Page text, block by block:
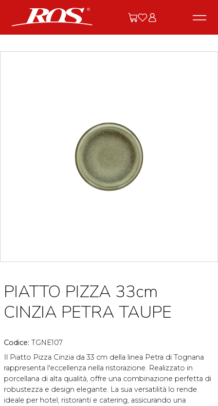
PIATTO PIZZA 33cm
CINZIA PETRA TAUPE
Codice: TGNE107
Il Piatto Pizza Cinzia da 33 cm della linea Petra di Tognana
rappresenta l'eccellenza nella ristorazione. Realizzato in
porcellana di alta qualità, offre una combinazione perfetta di
robustezza e design elegante. La sua versatilità lo rende
ideale per hotel, ristoranti e catering, assicurando una